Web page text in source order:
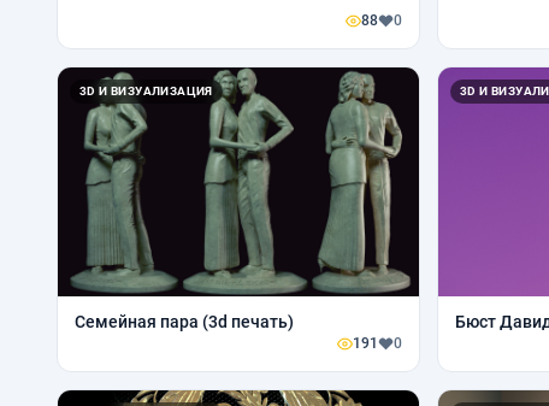
88 0
3D И ВИЗУАЛИЗАЦИЯ
Семейная пара (3d печать)
191 0
3D И
Бюст